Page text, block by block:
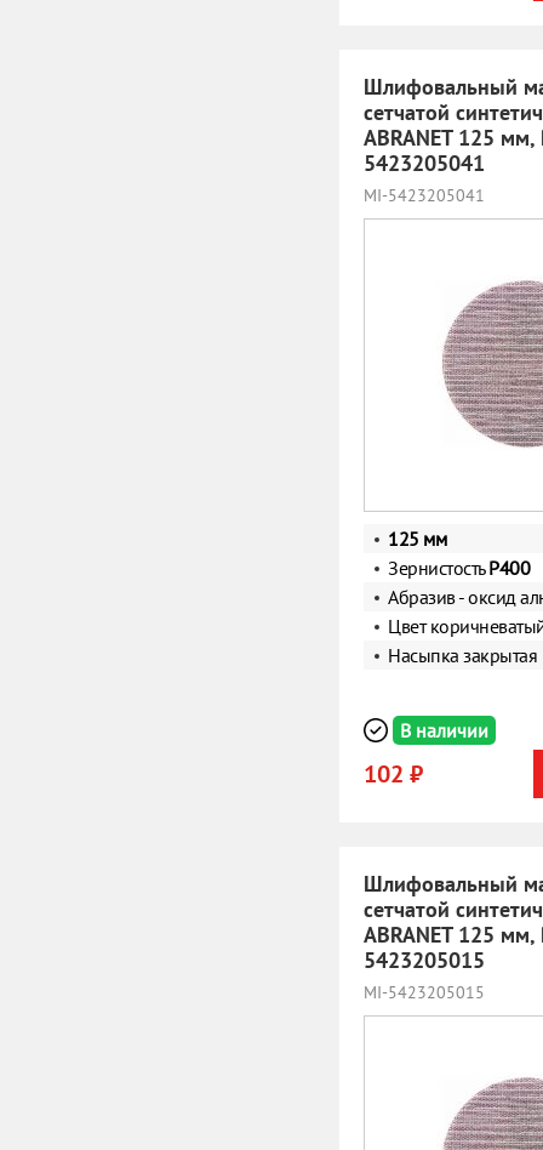
Шлифовальный
сетчатой
ABRANET 125 мм,
5423205041
MI-5423205041
125 мм
ЗернистостьР400
Абразив - оксид
Цвет
Насыпка закрытая
В наличии
102 ₽
Шлифовальный
сетчатой
ABRANET 125 мм,
5423205015
MI-5423205015